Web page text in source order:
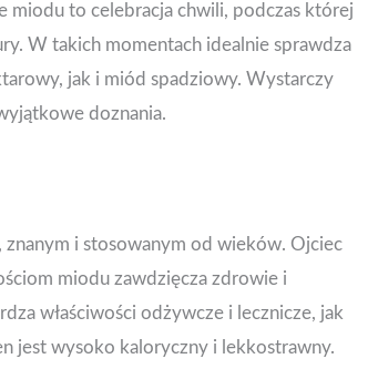
miodu to celebracja chwili, podczas której
W takich momentach idealnie sprawdza
jak i miód spadziowy. Wystarczy
doznania.
i stosowanym od wieków. Ojciec
miodu zawdzięcza zdrowie i
właściwości odżywcze i lecznicze, jak
jest wysoko kaloryczny i lekkostrawny.